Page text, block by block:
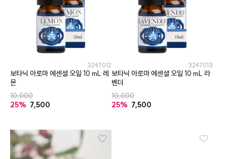
3247012
보타닉 아로마 에센셜 오일 10 mL 레
몬
10,000
25% 7,500
3247013
보타닉 아로마 에센셜 오일 10 mL 라
벤더
10,000
25% 7,500